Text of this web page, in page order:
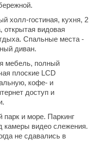
холл-гостиная, кухня, 2
открытая видовая
Спальные места -
диван.
мебель, полный
плоские LCD
кофе- и
доступ и
и море. Паркинг
камеры видео слежения.
не сдавались в